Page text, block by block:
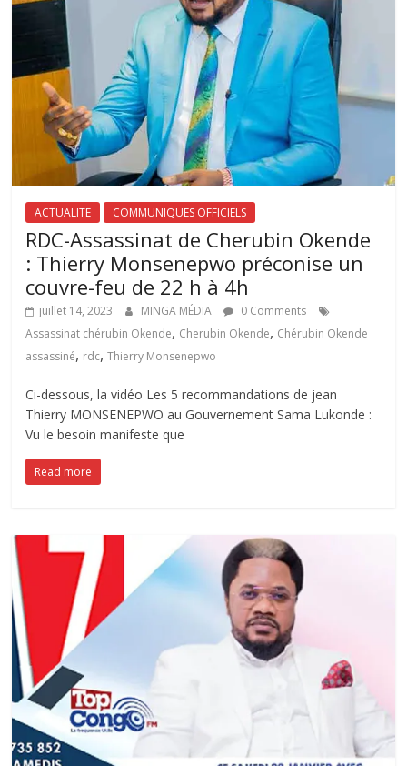
ACTUALITE COMMUNIQUES OFFICIELS
RDC-Assassinat de Cherubin Okende
: Thierry Monsenepwo préconise un
couvre-feu de 22 h à 4h
juillet 14, 2023 MINGA MÉDIA
0 Comments
Assassinat chérubin Okende, Cherubin Okende, Chérubin Okende
assassiné, rdc,Thierry Monsenepwo
Ci-dessous, la vidéo Les 5 recommandations de jean
Thierry MONSENEPWO au Gouvernement Sama Lukonde :
Vu le besoin manifeste que
Read more